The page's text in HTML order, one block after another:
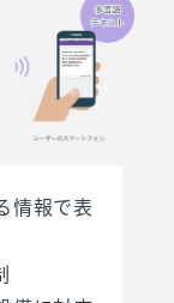
情報で表